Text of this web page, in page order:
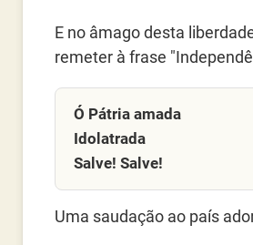
E no âmago desta
remeter à frase
Ó Pátria amada
Idolatrada
Salve! Salve!
Uma saudação ao país